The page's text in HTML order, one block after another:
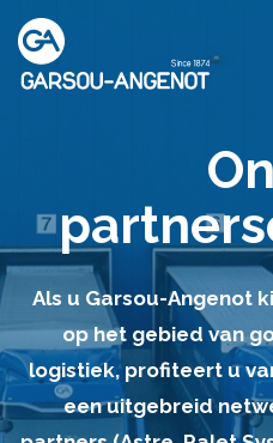
Als u Garsou-Angenot
op het gebied van
logistiek, profiteert u
een uitgebreid